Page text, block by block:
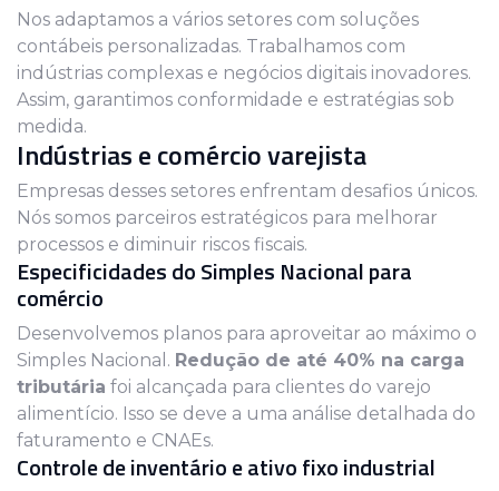
Nos adaptamos a vários setores com soluções
contábeis personalizadas. Trabalhamos com
indústrias complexas e negócios digitais inovadores.
Assim, garantimos conformidade e estratégias sob
medida.
Indústrias e comércio varejista
Empresas desses setores enfrentam desafios únicos.
Nós somos parceiros estratégicos para melhorar
processos e diminuir riscos fiscais.
Especificidades do Simples Nacional para
comércio
Desenvolvemos planos para aproveitar ao máximo o
Simples Nacional. Redução de até 40% na carga
tributária foi alcançada para clientes do varejo
alimentício. Isso se deve a uma análise detalhada do
faturamento e CNAEs.
Controle de inventário e ativo fixo industrial